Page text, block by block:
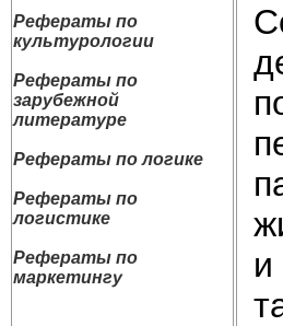
Рефераты по
культурологии
Рефераты по
зарубежной
литературе
Рефераты по логике
Рефераты по
логистике
Рефераты по
маркетингу
и